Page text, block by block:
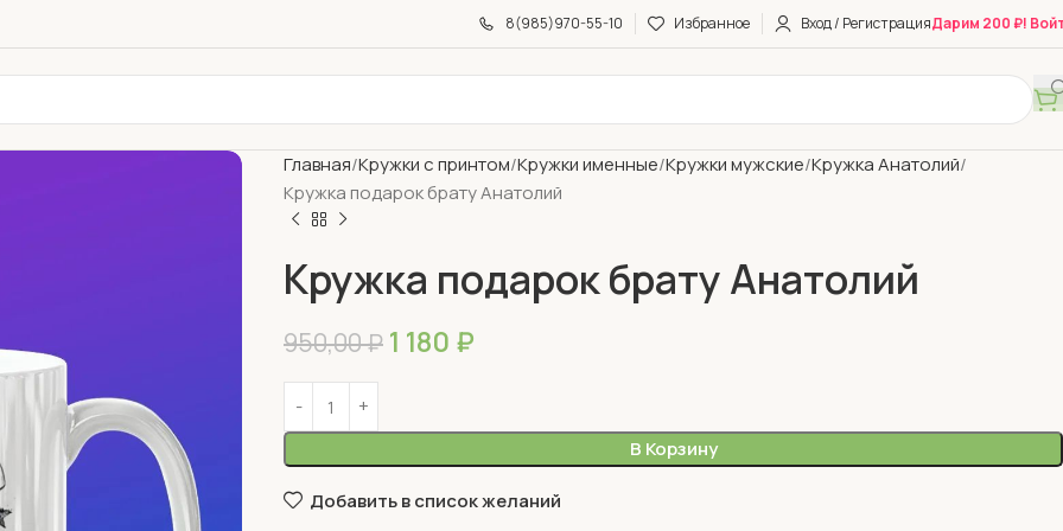
8(985)970-55-10 Избранное Вход / РегистрацияДарим 200 ₽!
Главная Кружки с принтом Кружки именные Кружки мужские Кружка Анатолий
Кружка подарок брату Анатолий
Кружка подарок брату Анатолий
950,00₽ 1 180 ₽
В Корзину
Добавить в список желаний